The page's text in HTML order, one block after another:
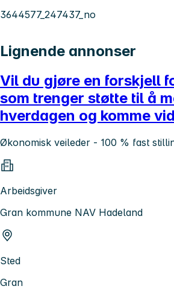
3644577_247437_no
Lignende annonser
Vil du gjøre en forskjell
som trenger støtte til å
hverdagen og komme
Økonomisk veileder - 100 % fast
Arbeidsgiver
Gran kommune NAV Hadeland
Sted
Gran